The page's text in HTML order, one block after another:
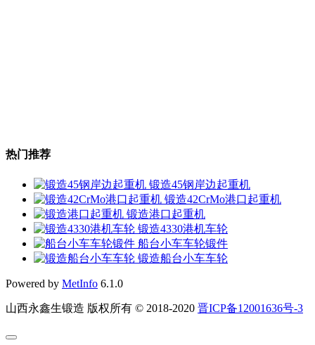
热门推荐
锻造45钢岸边起重机
锻造42CrMo港口起重机
锻造港口起重机
锻造4330港机车轮
船台小车车轮锻件
锻造船台小车车轮
Powered by MetInfo 6.1.0
山西永鑫生锻造 版权所有 © 2018-2020 晋ICP备12001636号-3